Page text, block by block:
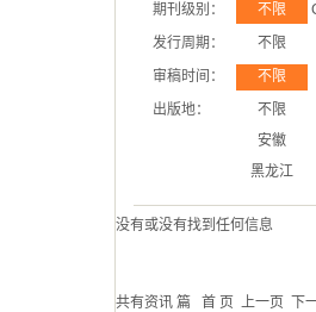
期刊级别： 不限
发行周期：
不限
审稿时间：
不限
出版地：
不限
安徽
黑龙江
没有或没有找到任何信息
共有资讯 篇 首 页 上一页 下